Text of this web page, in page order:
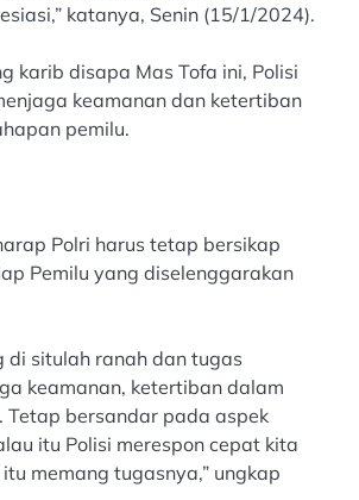
katanya, Senin (15/1/2024).
karib disapa Mas Tofa ini, Polisi
keamanan dan ketertiban
pemilu.
Polri harus tetap bersikap
Pemilu yang diselenggarakan
di situlah ranah dan tugas
keamanan, ketertiban dalam
Tetap bersandar pada aspek
itu Polisi merespon cepat kita
memang tugasnya,” ungkap